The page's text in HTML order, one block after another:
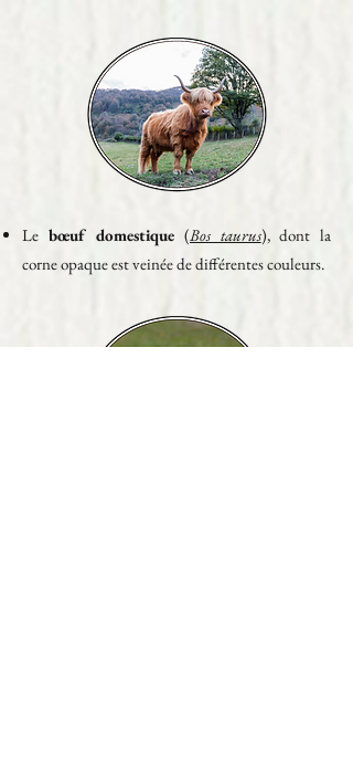
Le bœuf domestique (Bos taurus), dont la
corne opaque est veinée de différentes couleurs.